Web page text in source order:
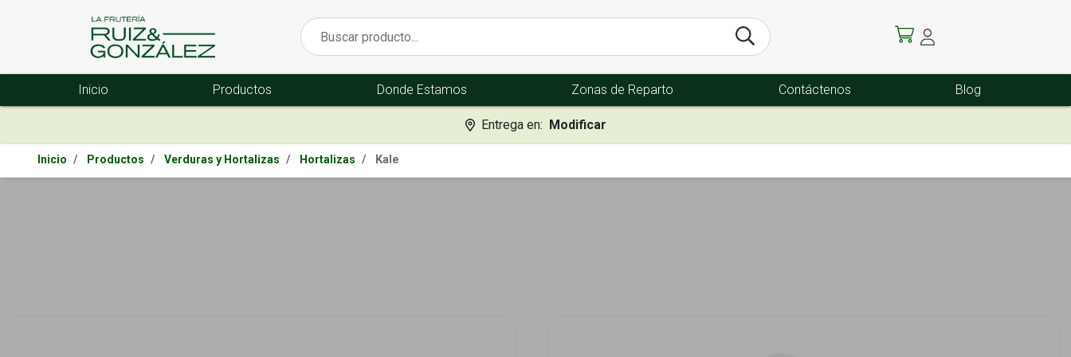
Inicio Productos Donde Estamos Zonas de Reparto Contáctenos Blog
Entrega en: Modificar
Inicio Productos Verduras y Hortalizas Hortalizas Kale